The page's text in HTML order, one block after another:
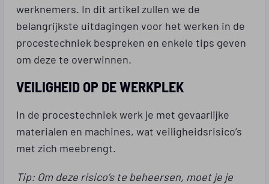
werknemers. In dit artikel zullen we de
belangrijkste uitdagingen voor het werken in de
procestechniek bespreken en enkele tips geven
om deze te overwinnen.
VEILIGHEID OP DE WERKPLEK
In de procestechniek werk je met gevaarlijke
materialen en machines, wat veiligheidsrisico’s
met zich meebrengt.
Tip: Om deze risico’s te beheersen, moet je je